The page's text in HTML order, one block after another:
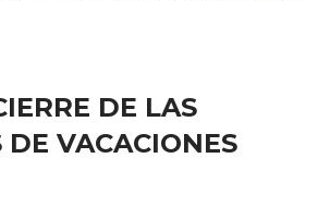
DE LAS
DE VACACIONES